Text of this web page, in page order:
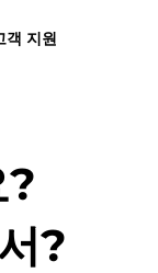
객 지원
는 질문
?